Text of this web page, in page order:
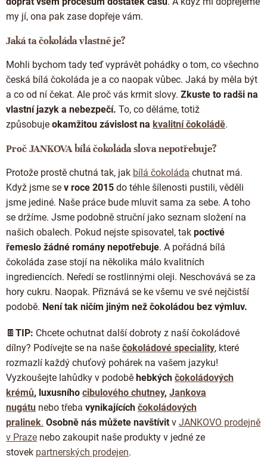
my jí, ona pak zase dopřeje vám.
Jaká ta čokoláda vlastně je?
Mohli bychom tady teď vyprávět pohádky o tom, co všechno
česká bílá čokoláda je a co naopak vůbec. Jaká by měla být
a co od ní čekat. Ale proč vás krmit slovy. Zkuste to radši na
vlastní jazyk a nebezpečí. To, co děláme, totiž
způsobuje okamžitou závislost na kvalitní čokoládě.
Proč JANKOVA bílá čokoláda slova nepotřebuje?
Protože prostě chutná tak, jak bílá čokoláda chutnat má.
Když jsme se v roce 2015 do téhle šílenosti pustili, věděli
jsme jediné. Naše práce bude mluvit sama za sebe. A toho
se držíme. Jsme podobně struční jako seznam složení na
našich obalech. Pokud nejste spisovatel, tak poctivé
řemeslo žádné romány nepotřebuje. A pořádná bílá
čokoláda zase stojí na několika málo kvalitních
ingrediencích. Neředí se rostlinnými oleji. Neschovává se za
hory cukru. Naopak. Přiznává se ke všemu ve své nejčistší
podobě. Není tak ničím jiným než čokoládou bez výmluv.
🍫 TIP: Chcete ochutnat další dobroty z naší čokoládové
dílny? Podívejte se na naše čokoládové speciality, které
rozmazlí každý chuťový pohárek na vašem jazyku!
Vyzkoušejte lahůdky v podobě hebkých čokoládových
krémů, luxusního cibulového chutney, Jankova
nugátu nebo třeba vynikajících čokoládových
pralinek. Osobně nás můžete navštívit v JANKOVO prodejně
v Praze nebo zakoupit naše produkty v jedné ze
stovek partnerských prodejen.